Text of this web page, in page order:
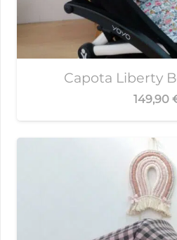
Capota Liberty
149,90